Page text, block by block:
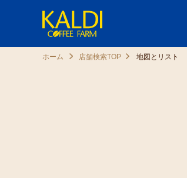
ホーム 店舗検索TOP 地図とリスト